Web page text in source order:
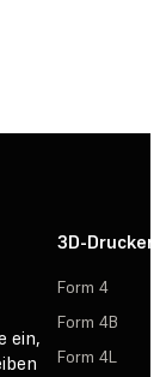
ein,
3D-Drucker
Form 4
Form 4B
Form 4L